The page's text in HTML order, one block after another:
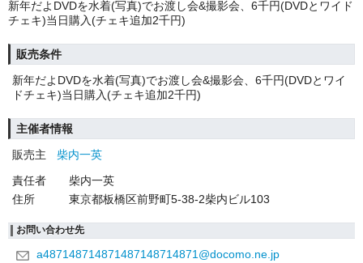
新年だよDVDを水着(写真)でお渡し会&撮影会、6千円(DVDとワイド
チェキ)当日購入(チェキ追加2千円)
販売条件
新年だよDVDを水着(写真)でお渡し会&撮影会、6千円(DVDとワイ
ドチェキ)当日購入(チェキ追加2千円)
主催者情報
販売主
柴内一英
責任者
柴内一英
住所
東京都板橋区前野町5-38-2柴内ビル103
お問い合わせ先
a487148714871487148714871@docomo.ne.jp